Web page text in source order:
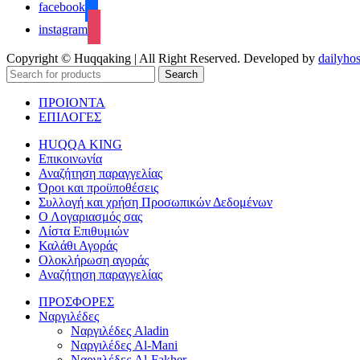
facebook
instagram
Copyright © Huqqaking | All Right Reserved. Developed by
Search
ΠΡΟΙΟΝΤΑ
ΕΠΙΛΟΓΕΣ
HUQQA KING
Επικοινωνία
Αναζήτηση παραγγελίας
Όροι και προϋποθέσεις
Συλλογή και χρήση Προσωπικών Δεδομένων
Ο Λογαριασμός σας
Λίστα Επιθυμιών
Καλάθι Αγοράς
Ολοκλήρωση αγοράς
Αναζήτηση παραγγελίας
ΠΡΟΣΦΟΡΕΣ
Ναργιλέδες
Ναργιλέδες Aladin
Ναργιλέδες Al-Mani